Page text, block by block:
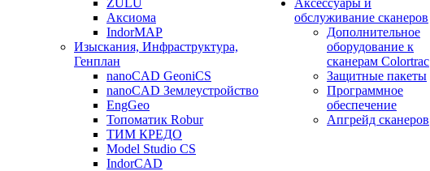
ZULU
Аксиома
IndorMAP
Изыскания, Инфраструктура,
Генплан
nanoCAD GeoniCS
nanoCAD Землеустройство
EngGeo
Топоматик Robur
ТИМ КРЕДО
Model Studio CS
IndorCAD
Аксессуары и
обслуживание сканеров
Дополнительное
оборудование к
сканерам Colortrac
Защитные пакеты
Программное
обеспечение
Апгрейд сканеров